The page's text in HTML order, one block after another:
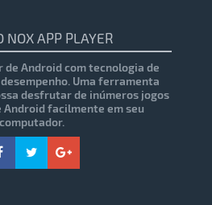
NOX APP PLAYER
de Android com tecnologia de
Uma ferramenta
desfrutar de inúmeros jogos
facilmente em seu
computador.